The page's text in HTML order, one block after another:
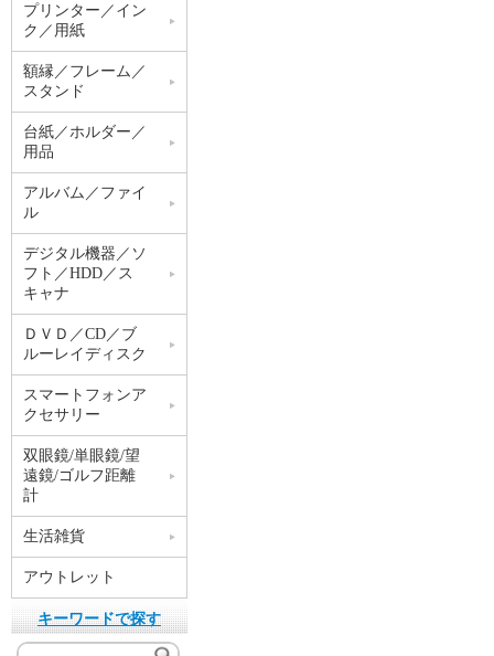
プリンター／イン
ク／用紙
額縁／フレーム／
スタンド
台紙／ホルダー／
用品
アルバム／ファイ
ル
デジタル機器／ソ
フト／HDD／ス
キャナ
ＤＶＤ／CD／ブ
ルーレイディスク
スマートフォンア
クセサリー
双眼鏡/単眼鏡/望
遠鏡/ゴルフ距離
計
生活雑貨
アウトレット
キーワードで探す